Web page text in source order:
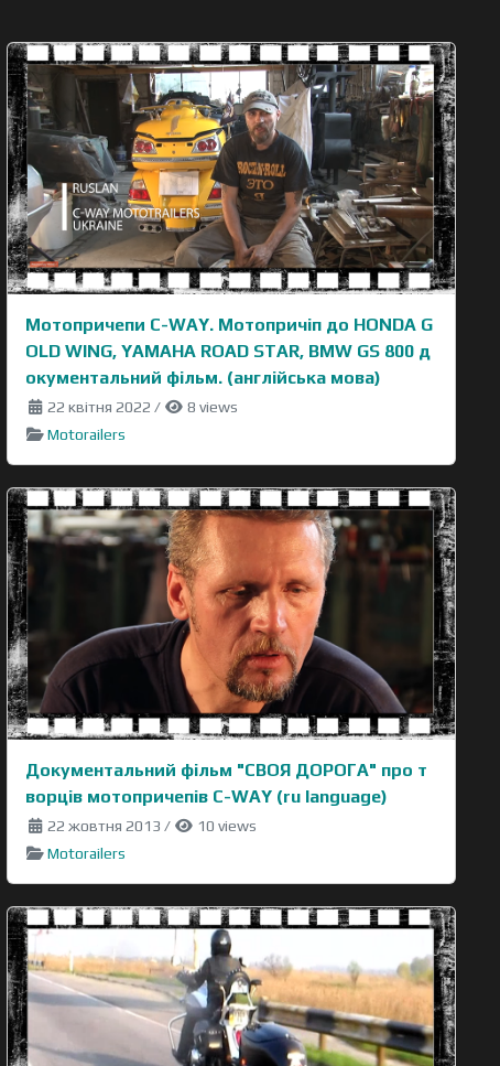
Мотопричепи C-WAY. Мотопричіп до HONDA G
OLD WING, YAMAHA ROAD STAR, BMW GS 800 д
окументальний фільм. (англійська мова)
22 квітня 2022 /
8 views
Motorailers
Документальний фільм "СВОЯ ДОРОГА" про т
ворців мотопричепів C-WAY (ru language)
22 жовтня 2013 /
10 views
Motorailers